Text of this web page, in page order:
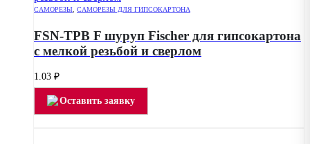
САМОРЕЗЫ САМОРЕЗЫ ДЛЯ ГИПСОКАРТОНА
FSN-TPB F шуруп Fischer для гипсокартона
с мелкой резьбой и сверлом
1.03 ₽
Оставить заявку